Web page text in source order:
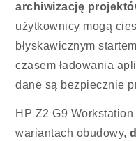
archiwizację
użytkownicy mogą
błyskawicznym
czasem ładowania
dane są bezpiecznie
HP Z2 G9
wariantach obudowy,